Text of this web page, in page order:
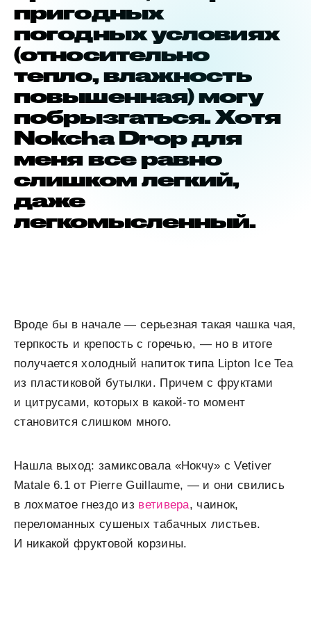
пригодных
погодных условиях
(относительно
тепло, влажность
повышенная) могу
побрызгаться. Хотя
Nokcha Drop для
меня все равно
слишком легкий,
даже
легкомысленный.
Вроде бы в начале — серьезная такая чашка чая,
терпкость и крепость с горечью, — но в итоге
получается холодный напиток типа Lipton Ice Tea
из пластиковой бутылки. Причем с фруктами
и цитрусами, которых в какой-то момент
становится слишком много.
Нашла выход: замиксовала «Нокчу» с Vetiver
Matale 6.1 от Pierre Guillaume, — и они свились
в лохматое гнездо из ветивера, чаинок,
переломанных сушеных табачных листьев.
И никакой фруктовой корзины.